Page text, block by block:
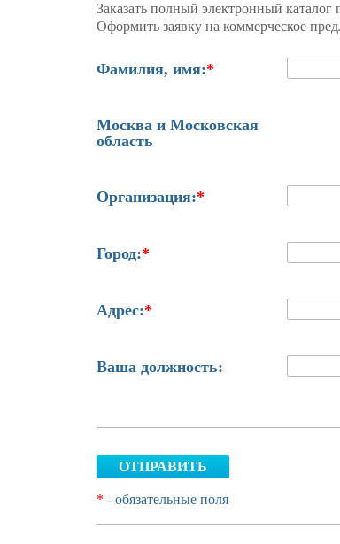
Заказать полный электронный каталог
Оформить заявку на коммерческое
Фамилия, имя:*
Москва и Московская
область
Организация:*
Город:*
Адрес:*
Ваша должность:
ОТПРАВИТЬ
* - обязательные поля